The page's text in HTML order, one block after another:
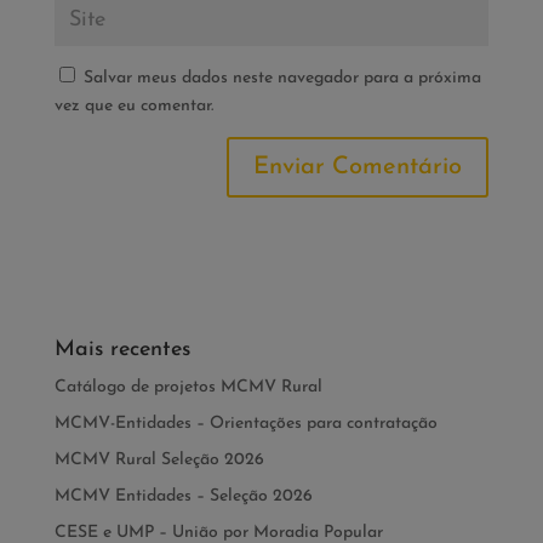
Salvar meus dados neste navegador para a próxima
vez que eu comentar.
Mais recentes
Catálogo de projetos MCMV Rural
MCMV-Entidades – Orientações para contratação
MCMV Rural Seleção 2026
MCMV Entidades – Seleção 2026
CESE e UMP – União por Moradia Popular